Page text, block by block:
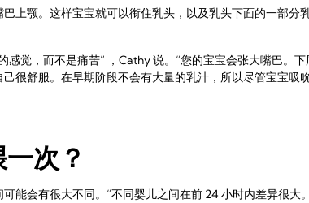
上颚。这样宝宝就可以衔住乳头，以及乳头下面的一部分
感觉，而不是痛苦” ，Cathy 说。“您的宝宝会张大嘴巴。
很舒服。在早期阶段不会有大量的乳汁，所以尽管宝宝吸
次？
可能会有很大不同。“不同婴儿之间在前 24 小时内差异很